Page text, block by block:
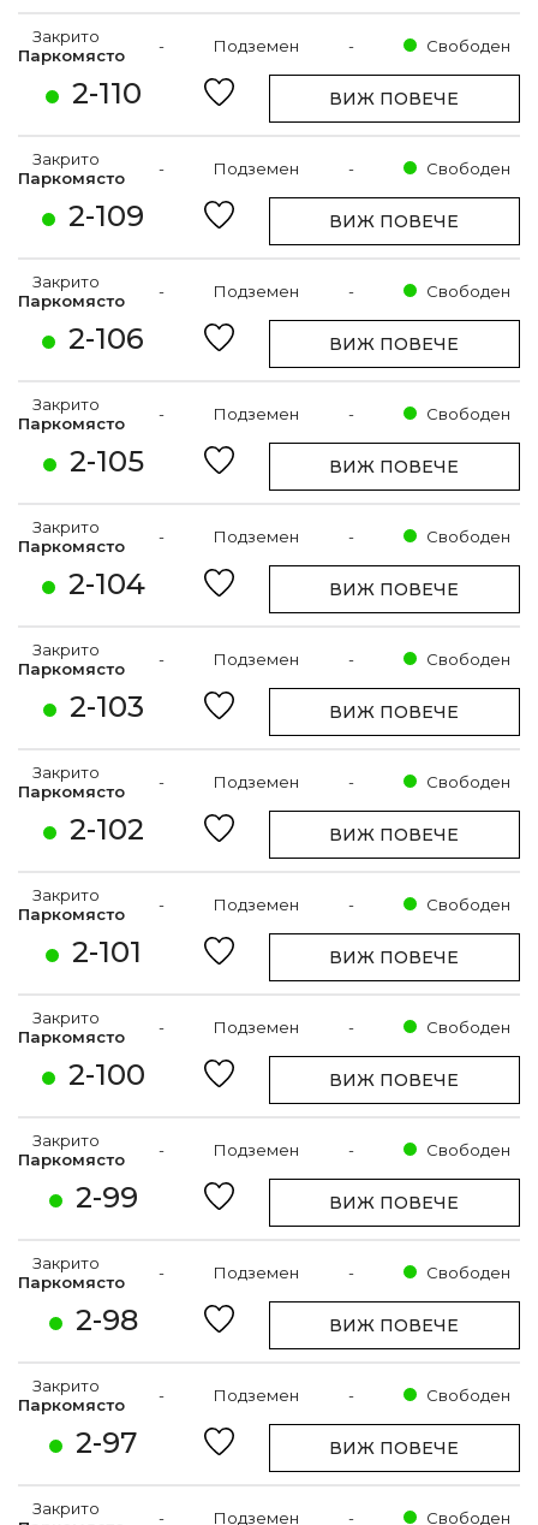
2-110
Закрито
Паркомясто
- Подземен - Свободен
ВИЖ ПОВЕЧЕ
2-109
Закрито
Паркомясто
- Подземен - Свободен
ВИЖ ПОВЕЧЕ
2-106
Закрито
Паркомясто
- Подземен - Свободен
ВИЖ ПОВЕЧЕ
2-105
Закрито
Паркомясто
- Подземен - Свободен
ВИЖ ПОВЕЧЕ
2-104
Закрито
Паркомясто
- Подземен - Свободен
ВИЖ ПОВЕЧЕ
2-103
Закрито
Паркомясто
- Подземен - Свободен
ВИЖ ПОВЕЧЕ
2-102
Закрито
Паркомясто
- Подземен - Свободен
ВИЖ ПОВЕЧЕ
2-101
Закрито
Паркомясто
- Подземен - Свободен
ВИЖ ПОВЕЧЕ
2-100
Закрито
Паркомясто
- Подземен - Свободен
ВИЖ ПОВЕЧЕ
2-99
Закрито
Паркомясто
- Подземен - Свободен
ВИЖ ПОВЕЧЕ
2-98
Закрито
Паркомясто
- Подземен - Свободен
ВИЖ ПОВЕЧЕ
2-97
Закрито
Паркомясто
- Подземен - Свободен
ВИЖ ПОВЕЧЕ
Закрито
- Подземен - Свободен